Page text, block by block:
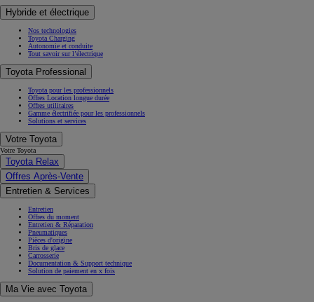
Hybride et électrique
Nos technologies
Toyota Charging
Autonomie et conduite
Tout savoir sur l’électrique
Toyota Professional
Toyota pour les professionnels
Offres Location longue durée
Offres utilitaires
Gamme électrifiée pour les professionnels
Solutions et services
Votre Toyota
Votre Toyota
Toyota Relax
Offres Après-Vente
Entretien & Services
Entretien
Offres du moment
Entretien & Réparation
Pneumatiques
Pièces d'origine
Bris de glace
Carrosserie
Documentation & Support technique
Solution de paiement en x fois
Ma Vie avec Toyota